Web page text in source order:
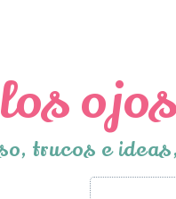
ojos
trucos e